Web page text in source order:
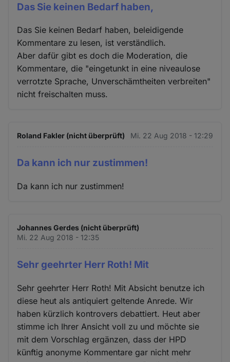
Das Sie keinen Bedarf haben,
Das Sie keinen Bedarf haben, beleidigende
Kommentare zu lesen, ist verständlich.
Aber dafür gibt es doch die Moderation, die
Kommentare, die "eingetunkt in eine niveaulose
verrotzte Sprache, Unverschämtheiten verbreiten"
nicht freischalten muss.
Roland Fakler (nicht überprüft) Mi. 22 Aug 2018 - 12:29
Da kann ich nur zustimmen!
Da kann ich nur zustimmen!
Johannes Gerdes (nicht überprüft)
Mi. 22 Aug 2018 - 12:35
Sehr geehrter Herr Roth! Mit
Sehr geehrter Herr Roth! Mit Absicht benutze ich
diese heut als antiquiert geltende Anrede. Wir
haben kürzlich kontrovers debattiert. Heut aber
stimme ich Ihrer Ansicht voll zu und möchte sie
mit dem Vorschlag ergänzen, dass der HPD
künftig anonyme Kommentare gar nicht mehr